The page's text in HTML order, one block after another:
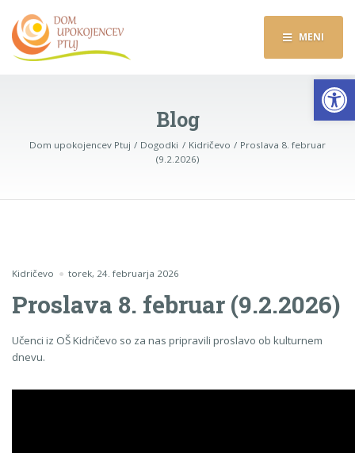
MENI
Blog
Dom upokojencev Ptuj Dogodki Kidričevo
Proslava 8. februar
(9.2.2026)
Kidričevo torek, 24. februarja 2026
Proslava 8. februar (9.2.2026)
Učenci iz OŠ Kidričevo so za nas pripravili proslavo ob kulturnem
dnevu.